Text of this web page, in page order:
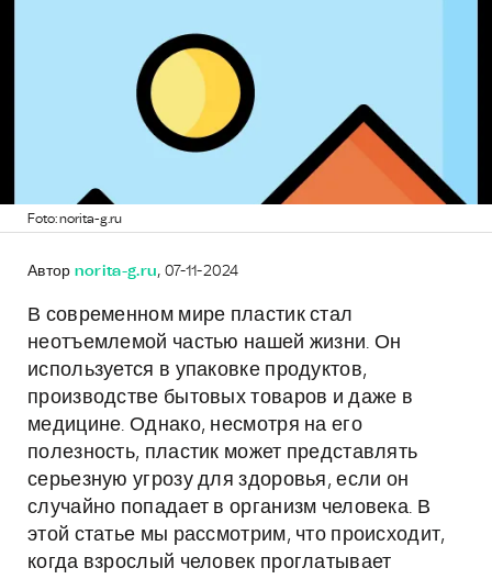
Foto: norita-g.ru
Автор norita-g.ru, 07-11-2024
В современном мире пластик стал
неотъемлемой частью нашей жизни. Он
используется в упаковке продуктов,
производстве бытовых товаров и даже в
медицине. Однако, несмотря на его
полезность, пластик может представлять
серьезную угрозу для здоровья, если он
случайно попадает в организм человека. В
этой статье мы рассмотрим, что происходит,
когда взрослый человек проглатывает